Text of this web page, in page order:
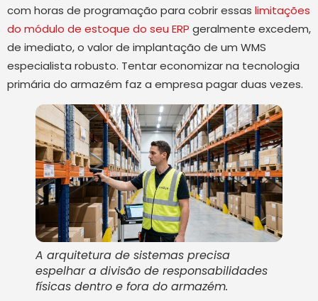
com horas de programação para cobrir essas limitações
do módulo de estoque do seu ERP geralmente excedem,
de imediato, o valor de implantação de um WMS
especialista robusto. Tentar economizar na tecnologia
primária do armazém faz a empresa pagar duas vezes.
A arquitetura de sistemas precisa
espelhar a divisão de responsabilidades
físicas dentro e fora do armazém.